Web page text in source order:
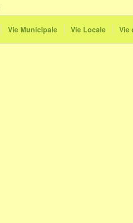
Vie Municipale Vie Locale Vie